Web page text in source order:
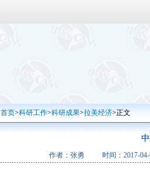
首页>科研工作>科研成果>拉美经济>正文
作者：张勇 时间：2017-